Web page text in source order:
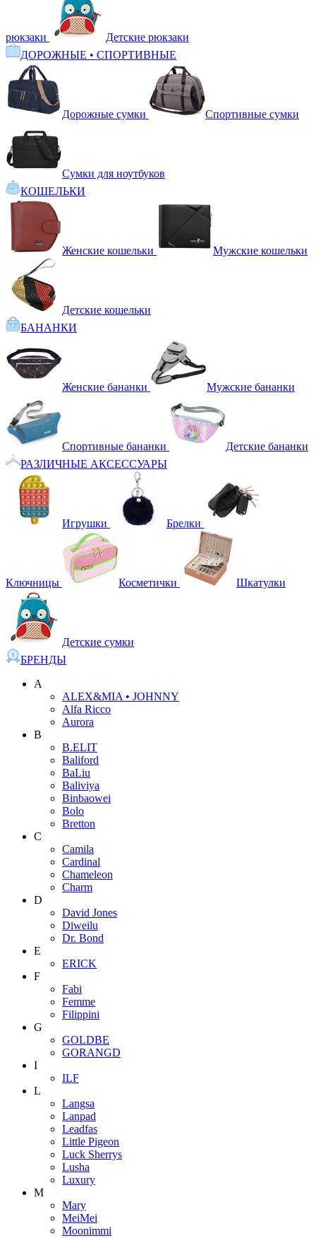
рюкзаки
Детские рюкзаки
ДОРОЖНЫЕ • СПОРТИВНЫЕ
Дорожные сумки Спортивные сумки
Сумки для ноутбуков
КОШЕЛЬКИ
Женские кошельки Мужские кошельки
Детские кошельки
БАНАНКИ
Женские бананки Мужские бананки
Спортивные бананки
Детские бананки
РАЗЛИЧНЫЕ АКСЕССУАРЫ
Игрушки Брелки
Ключницы Косметички Шкатулки
Детские сумки
БРЕНДЫ
A
ALEX&MIA • JOHNNY
Alfa Ricco
Aurora
B
B.ELIT
Baliford
BaLiu
Baliviya
Binbaowei
Bolo
Bretton
C
Camila
Cardinal
Chameleon
Charm
D
David Jones
Diweilu
Dr. Bond
E
ERICK
F
Fabi
Femme
Filippini
G
GOLDBE
GORANGD
I
ILF
L
Langsa
Lanpad
Leadfas
Little Pigeon
Luck Sherrys
Lusha
Luxury
M
Mary
MeiMei
Moonimmi